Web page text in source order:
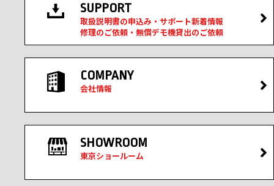
SUPPORT
取扱説明書の申込み・サポート新着情報
修理のご依頼・無償デモ機貸出のご依頼
COMPANY
会社情報
SHOWROOM
東京ショールーム